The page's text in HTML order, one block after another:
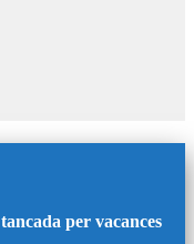
tancada per vacances